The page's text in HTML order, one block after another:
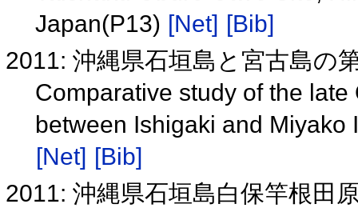
Japan(P13) [Net] [Bib]
2011: 沖縄県石垣島と宮古島の
Comparative study of the
between Ishigaki and
[Net] [Bib]
2011: 沖縄県石垣島白保竿根田